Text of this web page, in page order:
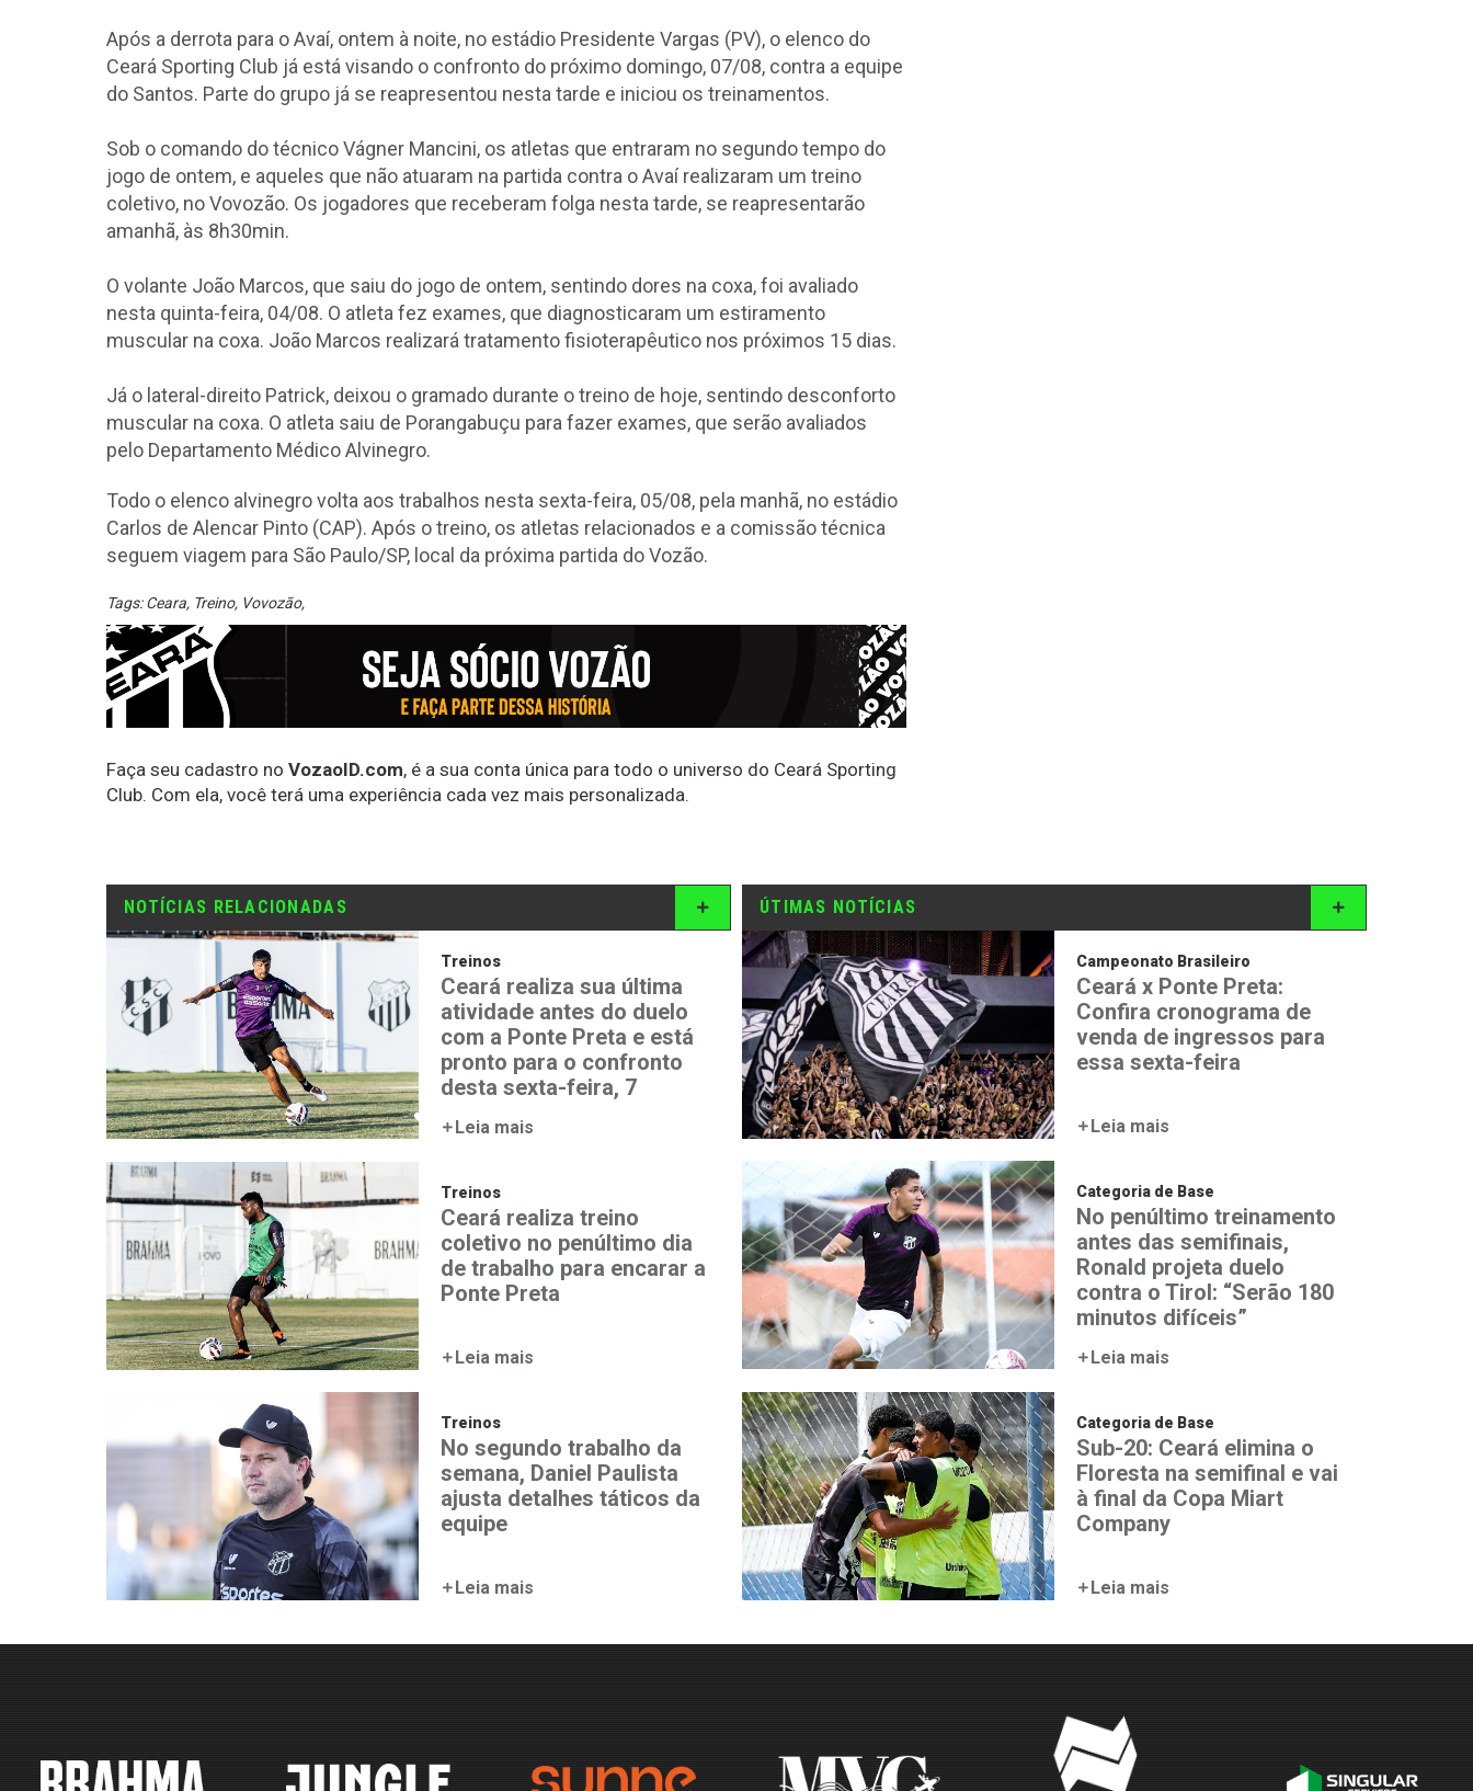
Após a derrota para o Avaí, ontem à noite, no estádio Presidente Vargas (PV), o elenco do
Ceará Sporting Club já está visando o confronto do próximo domingo, 07/08, contra a equipe
do Santos. Parte do grupo já se reapresentou nesta tarde e iniciou os treinamentos.
Sob o comando do técnico Vágner Mancini, os atletas que entraram no segundo tempo do
jogo de ontem, e aqueles que não atuaram na partida contra o Avaí realizaram um treino
coletivo, no Vovozão. Os jogadores que receberam folga nesta tarde, se reapresentarão
amanhã, às 8h30min.
O volante João Marcos, que saiu do jogo de ontem, sentindo dores na coxa, foi avaliado
nesta quinta-feira, 04/08. O atleta fez exames, que diagnosticaram um estiramento
muscular na coxa. João Marcos realizará tratamento fisioterapêutico nos próximos 15 dias.
Já o lateral-direito Patrick, deixou o gramado durante o treino de hoje, sentindo desconforto
muscular na coxa. O atleta saiu de Porangabuçu para fazer exames, que serão avaliados
pelo Departamento Médico Alvinegro.
Todo o elenco alvinegro volta aos trabalhos nesta sexta-feira, 05/08, pela manhã, no estádio
Carlos de Alencar Pinto (CAP). Após o treino, os atletas relacionados e a comissão técnica
seguem viagem para São Paulo/SP, local da próxima partida do Vozão.
Tags:Ceara, Treino, Vovozão,
Faça seu cadastro no VozaoID.com, é a sua conta única para todo o universo do Ceará Sporting
Club. Com ela, você terá uma experiência cada vez mais personalizada.
NOTÍCIAS RELACIONADAS
Treinos
Ceará realiza sua última
atividade antes do duelo
com a Ponte Preta e está
pronto para o confronto
desta sexta-feira, 7
Leia mais
Treinos
Ceará realiza treino
coletivo no penúltimo dia
de trabalho para encarar a
Ponte Preta
Leia mais
Treinos
No segundo trabalho da
semana, Daniel Paulista
ajusta detalhes táticos da
equipe
Leia mais
ÚTIMAS NOTÍCIAS
Campeonato Brasileiro
Ceará x Ponte Preta:
Confira cronograma de
venda de ingressos para
essa sexta-feira
Leia mais
Categoria de Base
No penúltimo treinamento
antes das semifinais,
Ronald projeta duelo
contra o Tirol: “Serão 180
minutos difíceis”
Leia mais
Categoria de Base
Sub-20: Ceará elimina o
Floresta na semifinal e vai
à final da Copa Miart
Company
Leia mais